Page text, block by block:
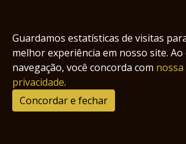
Guardamos estatísticas de visitas
melhor experiência em nosso site.
navegação, você concorda com
privacidade.
Concordar e fechar
Casa com piscina
Apartamento com piscina
Condomínio fechado